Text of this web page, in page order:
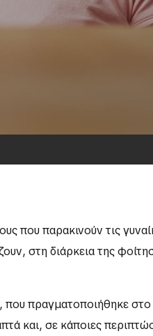
που παρακινούν τις
στη διάρκεια της
που πραγματοποιήθηκε
και, σε κάποιες